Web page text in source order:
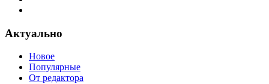
Актуально
Новое
Популярные
От редактора